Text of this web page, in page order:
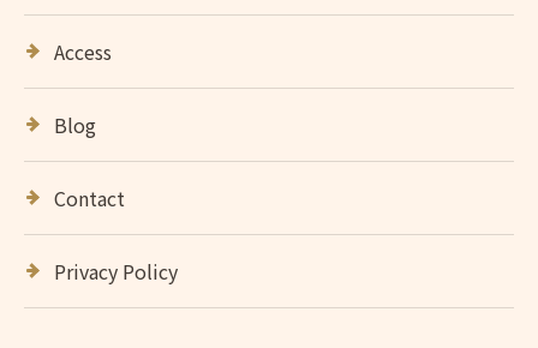
Access
Blog
Contact
Privacy Policy